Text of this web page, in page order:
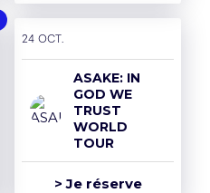
24 oct.
ASAKE: IN
GOD WE
TRUST
WORLD
TOUR
> Je réserve